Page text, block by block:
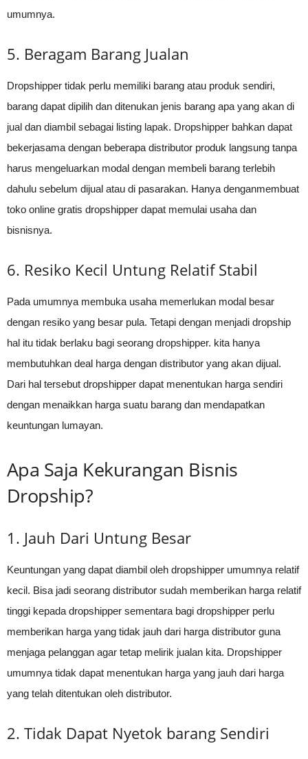
umumnya.
5. Beragam Barang Jualan
Dropshipper tidak perlu memiliki barang atau produk sendiri,
barang dapat dipilih dan ditenukan jenis barang apa yang akan di
jual dan diambil sebagai listing lapak. Dropshipper bahkan dapat
bekerjasama dengan beberapa distributor produk langsung tanpa
harus mengeluarkan modal dengan membeli barang terlebih
dahulu sebelum dijual atau di pasarakan. Hanya denganmembuat
toko online gratis dropshipper dapat memulai usaha dan
bisnisnya.
6. Resiko Kecil Untung Relatif Stabil
Pada umumnya membuka usaha memerlukan modal besar
dengan resiko yang besar pula. Tetapi dengan menjadi dropship
hal itu tidak berlaku bagi seorang dropshipper. kita hanya
membutuhkan deal harga dengan distributor yang akan dijual.
Dari hal tersebut dropshipper dapat menentukan harga sendiri
dengan menaikkan harga suatu barang dan mendapatkan
keuntungan lumayan.
Apa Saja Kekurangan Bisnis
Dropship?
1. Jauh Dari Untung Besar
Keuntungan yang dapat diambil oleh dropshipper umumnya relatif
kecil. Bisa jadi seorang distributor sudah memberikan harga relatif
tinggi kepada dropshipper sementara bagi dropshipper perlu
memberikan harga yang tidak jauh dari harga distributor guna
menjaga pelanggan agar tetap melirik jualan kita. Dropshipper
umumnya tidak dapat menentukan harga yang jauh dari harga
yang telah ditentukan oleh distributor.
2. Tidak Dapat Nyetok barang Sendiri